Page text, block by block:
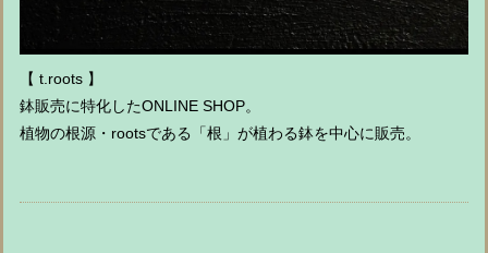
【 t.roots 】
鉢販売に特化したONLINE SHOP。
植物の根源・rootsである「根」が植わる鉢を中心に販売。